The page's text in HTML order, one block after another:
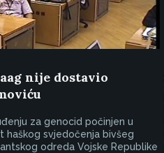
nije dostavio
za genocid počinjen u
haškog svjedočenja bivšeg
odreda Vojske Republike